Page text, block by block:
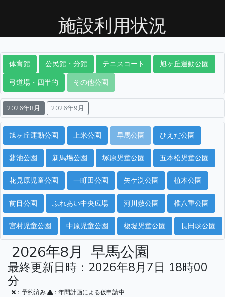
施設利用状況
体育館 公民館・分館 テニスコート
旭ヶ丘運動公園
弓道場・四半的
その他公園
2026年8月 2026年9月
旭ヶ丘運動公園 上米公園 早馬公園 ひえだ公園
蓼池公園 新馬場公園 塚原児童公園 五本松児童公園
花見原児童公園 一町田公園 矢ケ渕公園 植木公園
前目公園 ふれあい中央広場 河川敷公園 椎八重公園
宮村児童公園 中原児童公園 榎堀児童公園 長田峡公園
2026年8月 早馬公園
最終更新日時：2026年8月7日 18時00
分
：予約済み ：年間計画による仮申請中